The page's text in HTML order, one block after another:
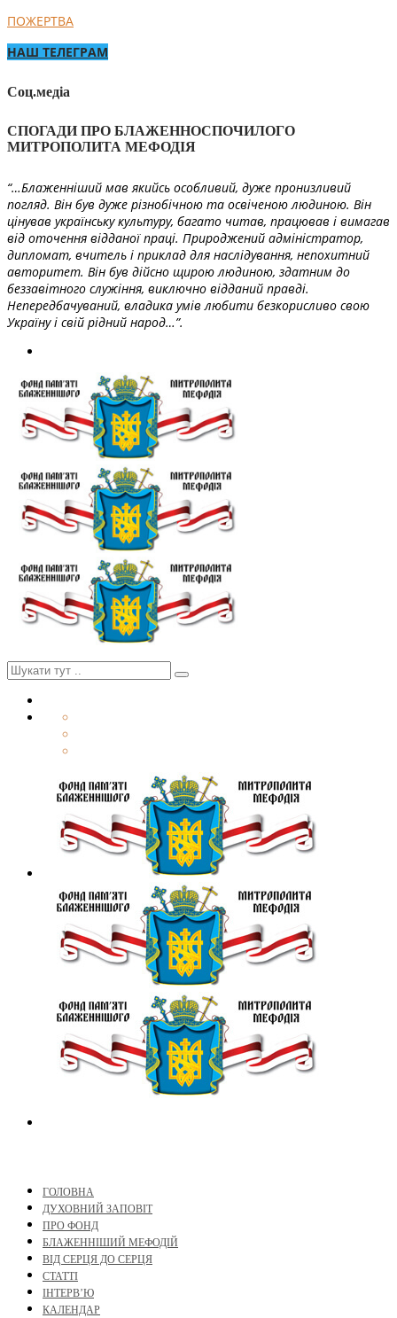
ПОЖЕРТВА
НАШ ТЕЛЕГРАМ
Соц.медіа
СПОГАДИ ПРО БЛАЖЕННОСПОЧИЛОГО
МИТРОПОЛИТА МЕФОДІЯ
“…Блаженніший мав якийсь особливий, дуже пронизливий
погляд. Він був дуже різнобічною та освіченою людиною. Він
цінував українську культуру, багато читав, працював і вимагав
від оточення відданої праці. Природжений адміністратор,
дипломат, вчитель і приклад для наслідування, непохитний
авторитет. Він був дійсно щирою людиною, здатним до
беззавітного служіння, виключно відданий правді.
Непередбачуваний, владика умів любити безкорисливо свою
Україну і свій рідний народ…”.
ГОЛОВНА
ДУХОВНИЙ ЗАПОВІТ
ПРО ФОНД
БЛАЖЕННІШИЙ МЕФОДІЙ
ВІД СЕРЦЯ ДО СЕРЦЯ
СТАТТІ
ІНТЕРВ’Ю
КАЛЕНДАР